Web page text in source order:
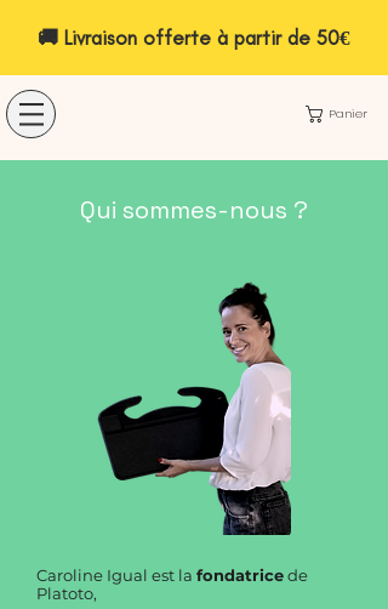
🚚 Livraison offerte à partir de 50€
Panier
Qui sommes-nous ?
Caroline Igual est la fondatricede
Platoto,